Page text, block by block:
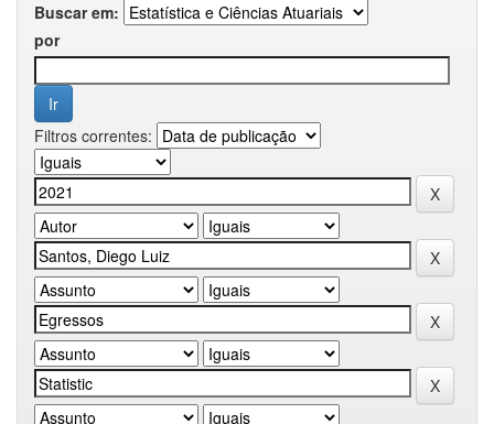
Buscar em:
por
Filtros correntes: